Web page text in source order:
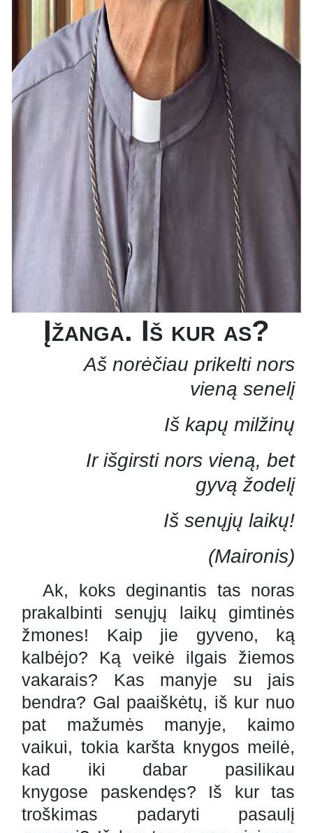
Įžanga. Iš kur as?
Aš norėčiau prikelti nors
vieną senelį
Iš kapų milžinų
Ir išgirsti nors vieną, bet
gyvą žodelį
Iš senųjų laikų!
(Maironis)
Ak, koks deginantis tas noras
prakalbinti senųjų laikų gimtinės
žmones! Kaip jie gyveno, ką
kalbėjo? Ką veikė ilgais žiemos
vakarais? Kas manyje su jais
bendra? Gal paaiškėtų, iš kur nuo
pat mažumės manyje, kaimo
vaikui, tokia karšta knygos meilė,
kad iki dabar pasilikau
knygose paskendęs? Iš kur tas
troškimas padaryti pasaulį